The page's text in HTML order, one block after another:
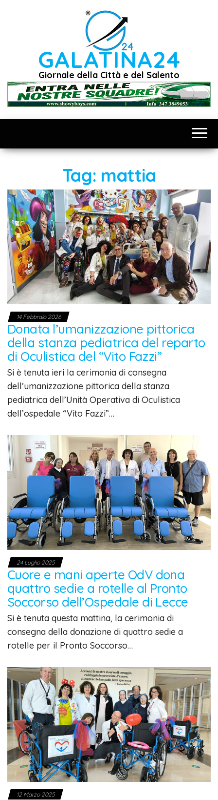
GALATINA24
Giornale della Città e del Salento
Tag: mattia
14 Febbraio 2026
Donata l’umanizzazione pittorica
della stanza pediatrica del reparto
di Oculistica del “Vito Fazzi”
Si è tenuta ieri la cerimonia di consegna
dell’umanizzazione pittorica della stanza
pediatrica dell’Unità Operativa di Oculistica
dell’ospedale “Vito Fazzi”…
24 Luglio 2025
Cuore e mani aperte OdV dona
quattro sedie a rotelle al Pronto
Soccorso dell’Ospedale di Lecce
Si è tenuta questa mattina, la cerimonia di
consegna della donazione di quattro sedie a
rotelle per il Pronto Soccorso…
12 Marzo 2025